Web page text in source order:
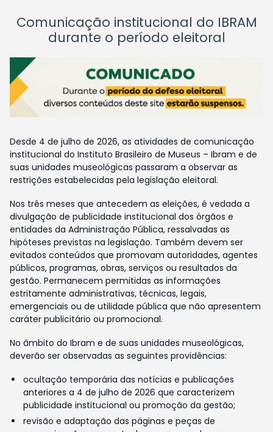
Comunicação institucional do IBRAM
durante o período eleitoral
Desde 4 de julho de 2026, as atividades de comunicação
institucional do Instituto Brasileiro de Museus – Ibram e de
suas unidades museológicas passaram a observar as
restrições estabelecidas pela legislação eleitoral.
Nos três meses que antecedem as eleições, é vedada a
divulgação de publicidade institucional dos órgãos e
entidades da Administração Pública, ressalvadas as
hipóteses previstas na legislação. Também devem ser
evitados conteúdos que promovam autoridades, agentes
públicos, programas, obras, serviços ou resultados da
gestão. Permanecem permitidas as informações
estritamente administrativas, técnicas, legais,
emergenciais ou de utilidade pública que não apresentem
caráter publicitário ou promocional.
No âmbito do Ibram e de suas unidades museológicas,
deverão ser observadas as seguintes providências:
ocultação temporária das notícias e publicações
anteriores a 4 de julho de 2026 que caracterizem
publicidade institucional ou promoção da gestão;
revisão e adaptação das páginas e peças de